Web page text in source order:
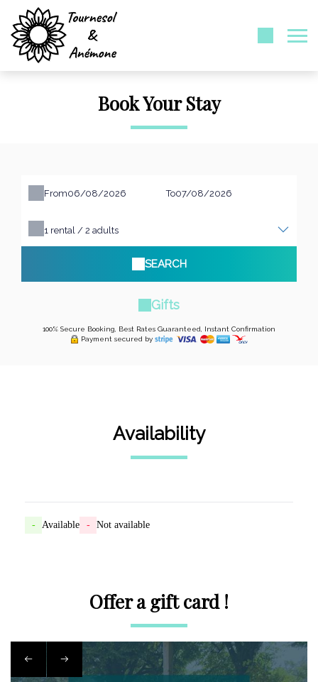
Book Your Stay
From To
1 rental / 2 adults
SEARCH
Gifts
100% Secure Booking, Best Rates Guaranteed, Instant Confirmation
Payment secured by
Availability
- Available - Not available
Offer a gift card !